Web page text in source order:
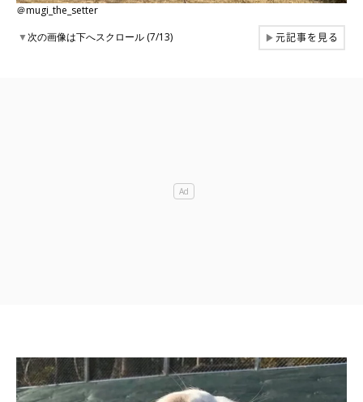
＠mugi_the_setter
▼次の画像は下へスクロール (7/13) ▶元記事を見る